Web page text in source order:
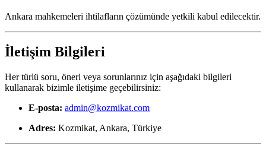
Ankara mahkemeleri ihtilafların çözümünde yetkili kabul edilecektir.
İletişim Bilgileri
Her türlü soru, öneri veya sorunlarınız için aşağıdaki bilgileri
kullanarak bizimle iletişime geçebilirsiniz:
E-posta: admin@kozmikat.com
Adres: Kozmikat, Ankara, Türkiye